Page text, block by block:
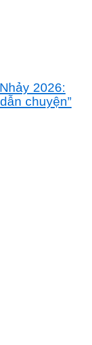
2026:
chuyện”